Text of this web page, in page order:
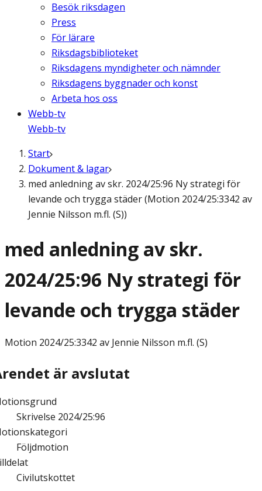
Besök riksdagen
Press
För lärare
Riksdagsbiblioteket
Riksdagens myndigheter och nämnder
Riksdagens byggnader och konst
Arbeta hos oss
Webb-tv
Webb-tv
Start
Dokument & lagar
med anledning av skr. 2024/25:96 Ny strategi för
levande och trygga städer (Motion 2024/25:3342 av
Jennie Nilsson m.fl. (S))
med anledning av skr.
2024/25:96 Ny strategi för
levande och trygga städer
Motion 2024/25:3342 av Jennie Nilsson m.fl. (S)
är avslutat
Skrivelse 2024/25:96
Följdmotion
Civilutskottet